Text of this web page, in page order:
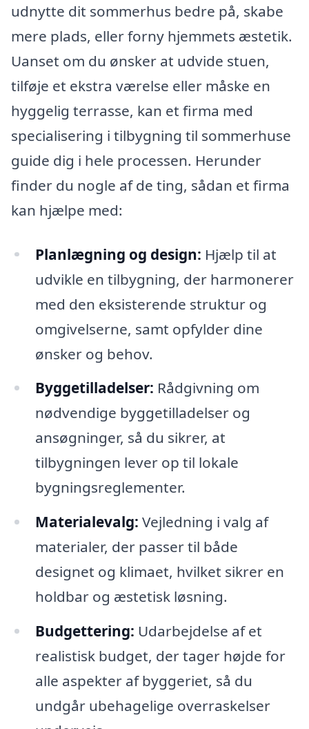
udnytte dit sommerhus bedre på, skabe
mere plads, eller forny hjemmets æstetik.
Uanset om du ønsker at udvide stuen,
tilføje et ekstra værelse eller måske en
hyggelig terrasse, kan et firma med
specialisering i tilbygning til sommerhuse
guide dig i hele processen. Herunder
finder du nogle af de ting, sådan et firma
kan hjælpe med:
Planlægning og design: Hjælp til at
udvikle en tilbygning, der harmonerer
med den eksisterende struktur og
omgivelserne, samt opfylder dine
ønsker og behov.
Byggetilladelser: Rådgivning om
nødvendige byggetilladelser og
ansøgninger, så du sikrer, at
tilbygningen lever op til lokale
bygningsreglementer.
Materialevalg: Vejledning i valg af
materialer, der passer til både
designet og klimaet, hvilket sikrer en
holdbar og æstetisk løsning.
Budgettering: Udarbejdelse af et
realistisk budget, der tager højde for
alle aspekter af byggeriet, så du
undgår ubehagelige overraskelser